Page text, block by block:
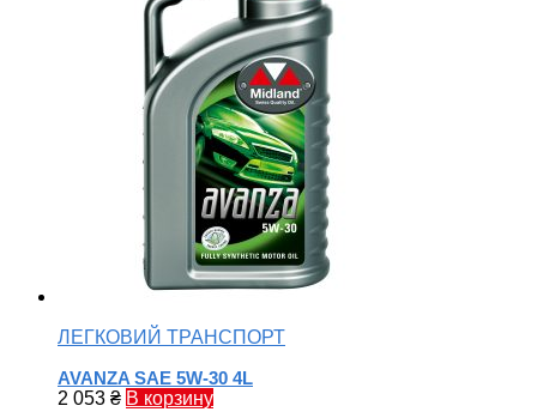
ЛЕГКОВИЙ ТРАНСПОРТ
AVANZA SAE 5W-30 4L
2 053 ₴ В корзину